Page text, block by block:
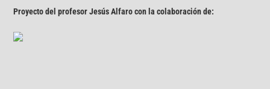
Proyecto del profesor Jesús Alfaro con la colaboración de: